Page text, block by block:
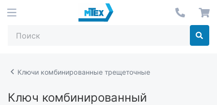
Ключи комбинированные трещеточные
Ключ комбинированный